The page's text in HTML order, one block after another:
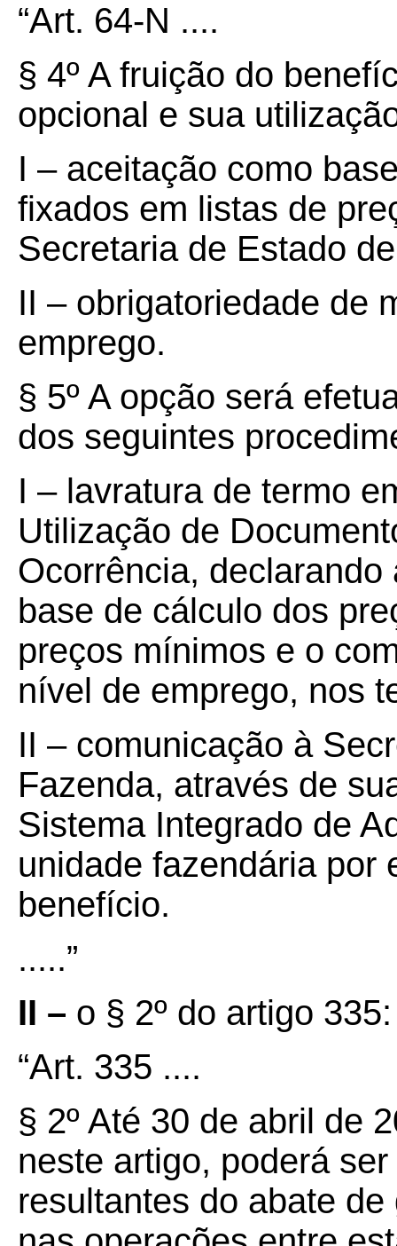
“Art. 64-N ....
§ 4º A fruição do
opcional e sua
I – aceitação como
fixados em listas de
Secretaria de Estado
II – obrigatoriedade de
emprego.
§ 5º A opção será
dos seguintes
I – lavratura de termo
Utilização de
Ocorrência,
base de cálculo dos
preços mínimos e o
nível de emprego, nos
II – comunicação à
Fazenda, através de
Sistema Integrado de
unidade fazendária por
benefício.
.....”
II – o § 2º do artigo 335:
“Art. 335 ....
§ 2º Até 30 de abril de
neste artigo, poderá
resultantes do abate